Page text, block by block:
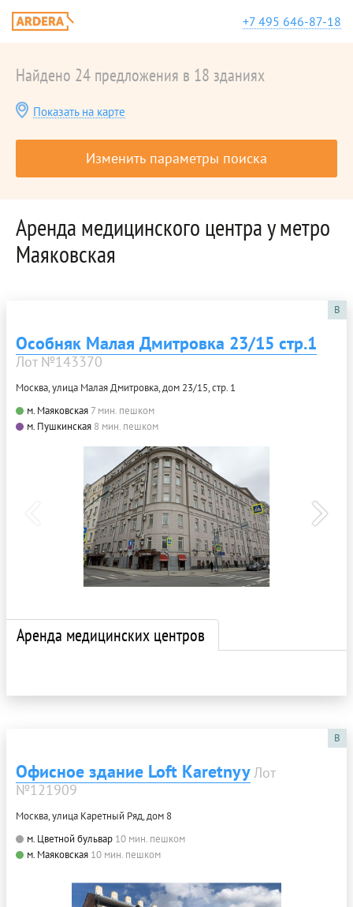
+7 495 646-87-18
Найдено 24 предложения в 18 зданиях
Показать на карте
Изменить параметры поиска
Аренда медицинского центра у метро
Маяковская
B
Особняк Малая Дмитровка 23/15 стр.1
Лот №143370
Москва, улица Малая Дмитровка, дом 23/15, стр. 1
м. Маяковская 7 мин. пешком
м. Пушкинская 8 мин. пешком
Аренда медицинских центров
B
Офисное здание Loft KaretnyyЛот
№121909
Москва, улица Каретный Ряд, дом 8
м. Цветной бульвар 10 мин. пешком
м. Маяковская 10 мин. пешком